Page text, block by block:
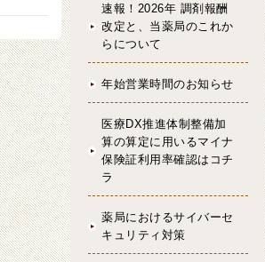
速報！2026年 調剤報酬
改定と、当薬局のこれか
らについて
年始営業時間のお知らせ
医療DX推進体制整備加
算の算定に用いるマイナ
保険証利用率確認はコチ
ラ
薬局におけるサイバーセ
キュリティ対策